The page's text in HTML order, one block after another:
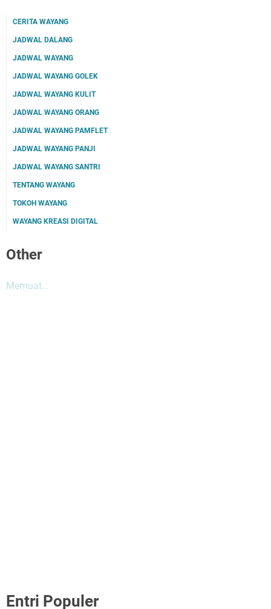
CERITA WAYANG
JADWAL DALANG
JADWAL WAYANG
JADWAL WAYANG GOLEK
JADWAL WAYANG KULIT
JADWAL WAYANG ORANG
JADWAL WAYANG PAMFLET
JADWAL WAYANG PANJI
JADWAL WAYANG SANTRI
TENTANG WAYANG
TOKOH WAYANG
WAYANG KREASI DIGITAL
Other
Memuat...
Entri Populer